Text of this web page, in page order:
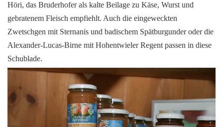
Höri, das Bruderhofer als kalte Beilage zu Käse, Wurst und
gebratenem Fleisch empfiehlt. Auch die eingeweckten
Zwetschgen mit Sternanis und badischem Spätburgunder oder die
Alexander-Lucas-Birne mit Hohentwieler Regent passen in diese
Schublade.